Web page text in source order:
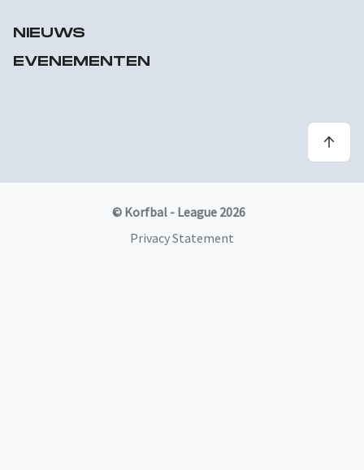
NIEUWS
EVENEMENTEN
© Korfbal - League 2026
Privacy Statement